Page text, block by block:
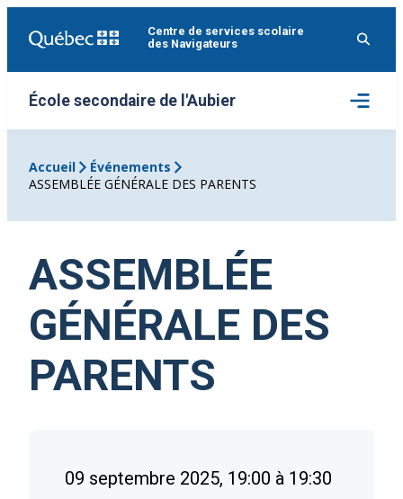
Centre de services scolaire
des Navigateurs
École secondaire de l'Aubier
Ouvrir
le
menu
Accueil
Événements
ASSEMBLÉE GÉNÉRALE DES PARENTS
ASSEMBLÉE
GÉNÉRALE DES
PARENTS
09 septembre 2025, 19:00 à 19:30